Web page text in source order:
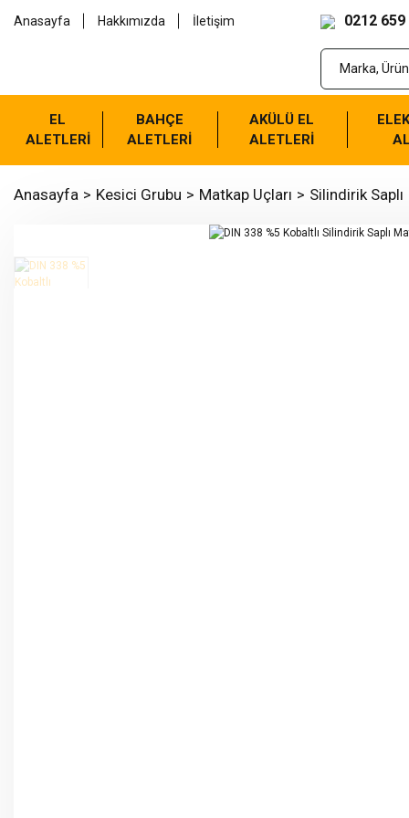
Anasayfa Hakkımızda İletişim 0212 659
EL
ALETLERİ
BAHÇE
ALETLERİ
AKÜLÜ EL
ALETLERİ
Anasayfa Kesici Grubu Matkap Uçları Silindirik Saplı